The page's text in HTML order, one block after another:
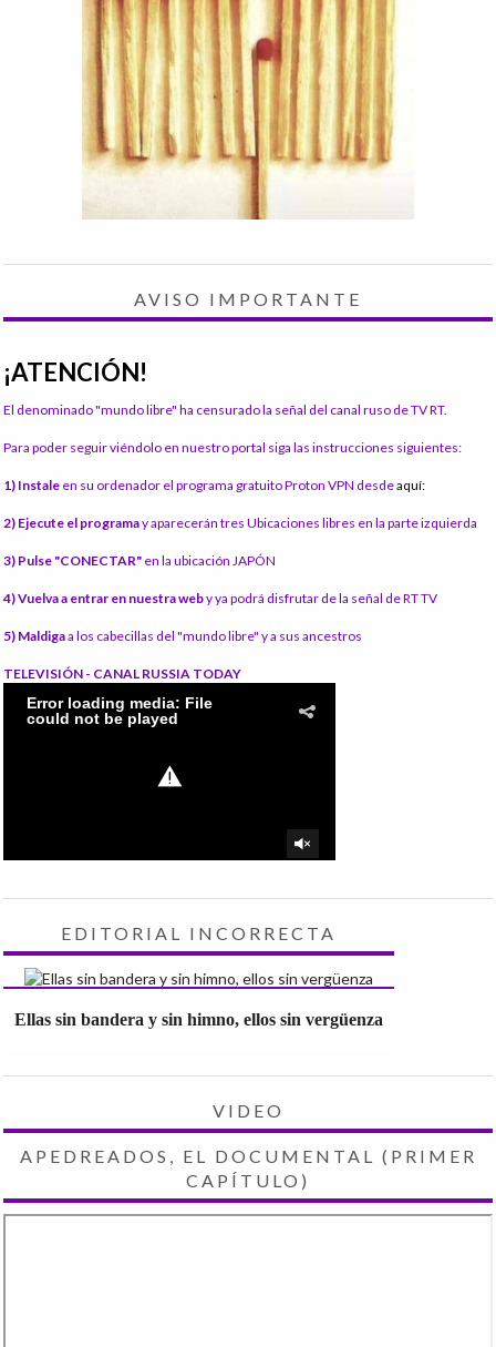
AVISO IMPORTANTE
¡ATENCIÓN!
El denominado "mundo libre" ha censurado la señal del canal ruso de TV RT.
Para poder seguir viéndolo en nuestro portal siga las instrucciones siguientes:
1) Instale en su ordenador el programa gratuito Proton VPN desdeaquí:
2) Ejecute el programay aparecerán tres Ubicaciones libres en la parte izquierda
3) Pulse "CONECTAR" en la ubicación JAPÓN
4) Vuelva a entrar en nuestra weby ya podrá disfrutar de la señal de RT TV
5) Maldigaa los cabecillas del "mundo libre" y a sus ancestros
TELEVISIÓN - CANAL RUSSIA TODAY
EDITORIAL INCORRECTA
Ellas sin bandera y sin himno, ellos sin vergüenza
VIDEO
APEDREADOS, EL DOCUMENTAL (PRIMER
CAPÍTULO)